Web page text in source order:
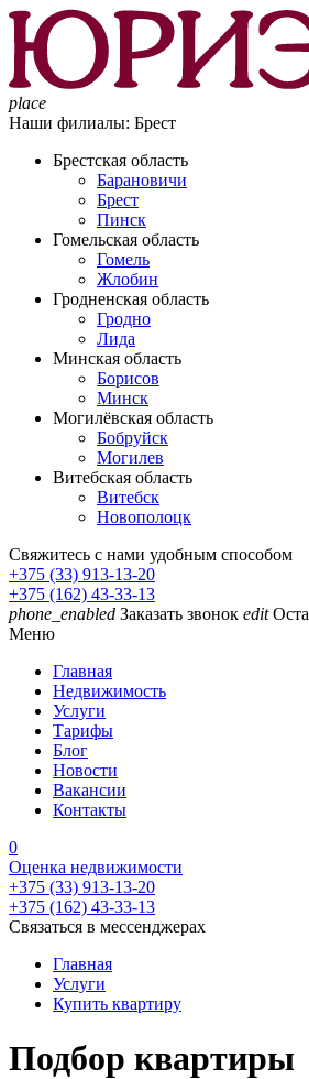
place
Наши филиалы: Брест
Брестская область
Барановичи
Брест
Пинск
Гомельская область
Гомель
Жлобин
Гродненская область
Гродно
Лида
Минская область
Борисов
Минск
Могилёвская область
Бобруйск
Могилев
Витебская область
Витебск
Новополоцк
Свяжитесь с нами удобным способом
+375 (33) 913-13-20
+375 (162) 43-33-13
phone_enabled Заказать звонок edit
Меню
Главная
Недвижимость
Услуги
Тарифы
Блог
Новости
Вакансии
Контакты
0
Оценка недвижимости
+375 (33) 913-13-20
+375 (162) 43-33-13
Связаться в мессенджерах
Главная
Услуги
Купить квартиру
Подбор квартиры